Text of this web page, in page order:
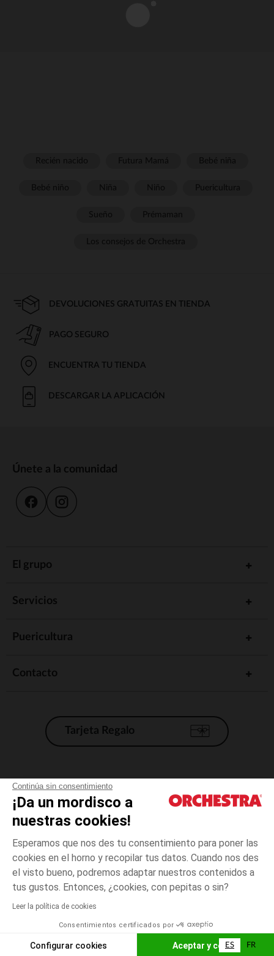
Continúa sin consentimiento
¡Da un mordisco a
nuestras cookies!
Esperamos que nos des tu consentimiento para poner las
cookies en el horno y recopilar tus datos. Cuando nos des
el visto bueno, podremos adaptar nuestros contenidos a
tus gustos. Entonces, ¿cookies, con pepitas o sin?
Leer la política de cookies
Consentimientos certificados por
Configurar cookies Aceptar y cerrar
Multicolore
talla
unica
El pago medidante
AÑADIR A LA CESTA
DEVOLUCIONES GRATUITAS EN TIENDA
PAGO SEGURO
ENCUENTRA TU TIENDA
DESCARGAR LA APLICACIÓN
Únete a la comunidad
El grupo
Servicios
Puericultura
Contacto
Tarjeta Regalo
Condiciones generales de venta
Aviso Legal
*Condiciones de las ofertas actuales
Gestión de las cookies
Accesibilidad: no conforme
Orchestra adhiere al código de ética de la Federación Francesa de comercio
electrónico y venta a distancia (FEVAD) y al sistema de mediación de
ES FR